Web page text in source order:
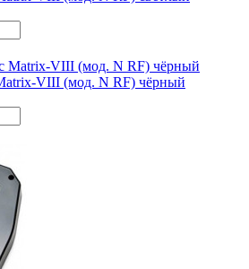
VIII (мод. N RF) чёрный